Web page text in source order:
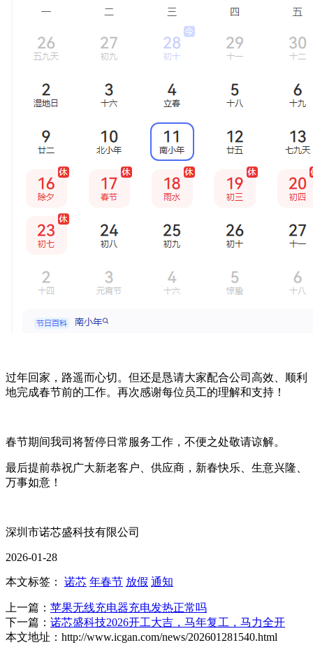
过年回家，路遥而心切。但还是恳请大家配合公司高效、顺利
地完成春节前的工作。再次感谢每位员工的理解和支持！
春节期间我司将暂停日常服务工作，不便之处敬请谅解。
最后提前恭祝广大新老客户、供应商，新春快乐、生意兴隆、
万事如意！
深圳市诺芯盛科技有限公司
2026-01-28
本文标签： 诺芯 年春节 放假 通知
上一篇： 苹果无线充电器充电发热正常吗
下一篇： 诺芯盛科技2026开工大吉，马年复工，马力全开
本文地址：http://www.icgan.com/news/202601281540.html